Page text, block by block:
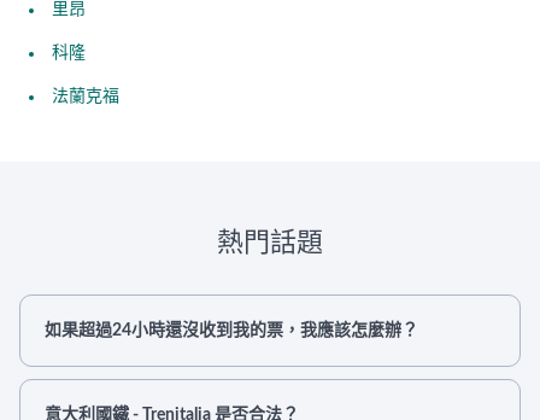
里昂
科隆
法蘭克福
熱門話題
如果超過24小時還沒收到我的票，我應該怎麼辦？
意大利國鐵 - Trenitalia 是否合法？